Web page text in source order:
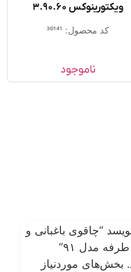
3.90.60
کد محصول: 30141
ناموجود
باغبانی و
۹۱”
موردنیاز